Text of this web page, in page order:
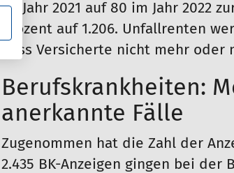
im Jahr 2021 auf 80 im Jahr 2022
Prozent auf 1.206. Unfallrenten
dass Versicherte nicht mehr
Berufskrankheiten:
anerkannte Fälle
Zugenommen hat die Zahl der
2.435 BK-Anzeigen gingen bei der